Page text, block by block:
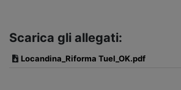
Scarica gli allegati:
Locandina_Riforma Tuel_OK.pdf